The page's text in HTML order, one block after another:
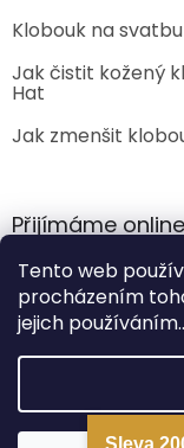
Tento web
procházením
jejich
Klobouk na
Jak čistit kožený
Hat
Jak zmenšit
Přijímáme
Sleva